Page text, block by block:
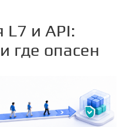
и API:
где опасен